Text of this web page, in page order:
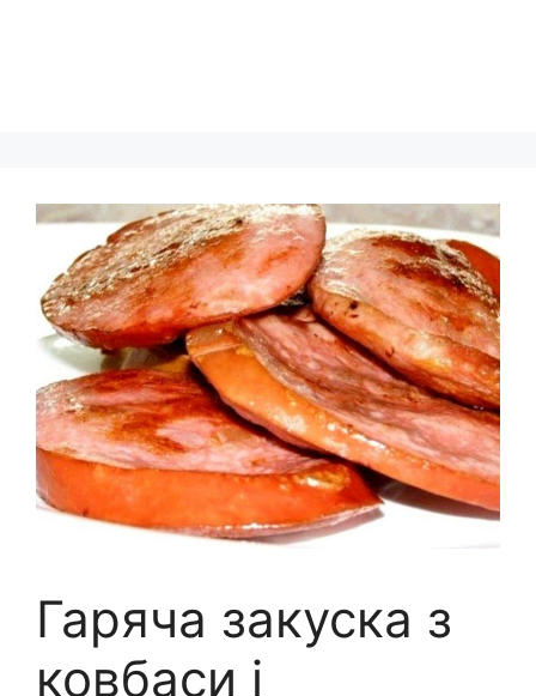
Гаряча закуска з
ковбаси і